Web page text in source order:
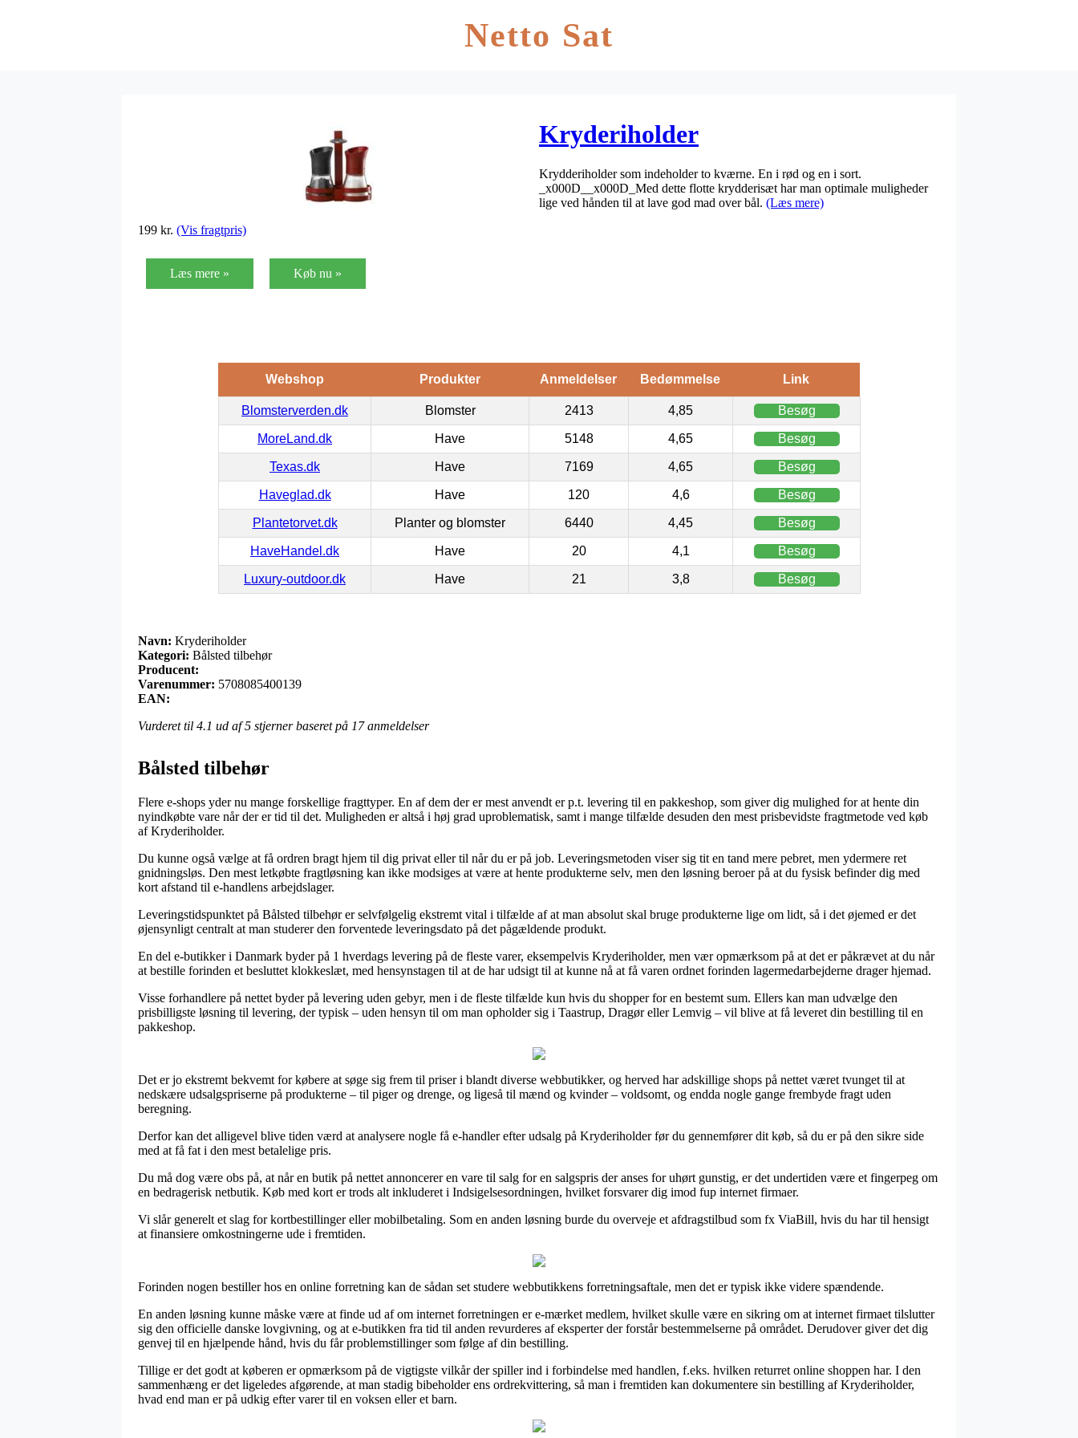
Netto Sat
Kryderiholder
Krydderiholder som indeholder to kværne. En i rød og en i sort.
_x000D__x000D_Med dette flotte krydderisæt har man optimale muligheder
lige ved hånden til at lave god mad over bål. (Læs mere)
199 kr. (Vis fragtpris)
Læs mere » Køb nu »
Webshop Produkter Anmeldelser Bedømmelse Link
Blomsterverden.dk Blomster 2413 4,85 Besøg
MoreLand.dk Have 5148 4,65 Besøg
Texas.dk Have 7169 4,65 Besøg
Haveglad.dk Have 120 4,6 Besøg
Plantetorvet.dk Planter og blomster 6440 4,45 Besøg
HaveHandel.dk Have 20 4,1 Besøg
Luxury-outdoor.dk Have 21 3,8 Besøg
Navn: Kryderiholder
Kategori: Bålsted tilbehør
Producent:
Varenummer: 5708085400139
EAN:
Vurderet til 4.1 ud af 5 stjerner baseret på 17anmeldelser
Bålsted tilbehør
Flere e-shops yder nu mange forskellige fragttyper. En af dem der er mest anvendt er p.t. levering til en pakkeshop, som giver dig mulighed for at hente din
nyindkøbte vare når der er tid til det. Muligheden er altså i høj grad uproblematisk, samt i mange tilfælde desuden den mest prisbevidste fragtmetode ved køb
af Kryderiholder.
Du kunne også vælge at få ordren bragt hjem til dig privat eller til når du er på job. Leveringsmetoden viser sig tit en tand mere pebret, men ydermere ret
gnidningsløs. Den mest letkøbte fragtløsning kan ikke modsiges at være at hente produkterne selv, men den løsning beroer på at du fysisk befinder dig med
kort afstand til e-handlens arbejdslager.
Leveringstidspunktet på Bålsted tilbehør er selvfølgelig ekstremt vital i tilfælde af at man absolut skal bruge produkterne lige om lidt, så i det øjemed er det
øjensynligt centralt at man studerer den forventede leveringsdato på det pågældende produkt.
En del e-butikker i Danmark byder på 1 hverdags levering på de fleste varer, eksempelvis Kryderiholder, men vær opmærksom på at det er påkrævet at du når
at bestille forinden et besluttet klokkeslæt, med hensynstagen til at de har udsigt til at kunne nå at få varen ordnet forinden lagermedarbejderne drager hjemad.
Visse forhandlere på nettet byder på levering uden gebyr, men i de fleste tilfælde kun hvis du shopper for en bestemt sum. Ellers kan man udvælge den
prisbilligste løsning til levering, der typisk – uden hensyn til om man opholder sig i Taastrup, Dragør eller Lemvig – vil blive at få leveret din bestilling til en
pakkeshop.
Det er jo ekstremt bekvemt for købere at søge sig frem til priser i blandt diverse webbutikker, og herved har adskillige shops på nettet været tvunget til at
nedskære udsalgspriserne på produkterne – til piger og drenge, og ligeså til mænd og kvinder – voldsomt, og endda nogle gange frembyde fragt uden
beregning.
Derfor kan det alligevel blive tiden værd at analysere nogle få e-handler efter udsalg på Kryderiholder før du gennemfører dit køb, så du er på den sikre side
med at få fat i den mest betalelige pris.
Du må dog være obs på, at når en butik på nettet annoncerer en vare til salg for en salgspris der anses for uhørt gunstig, er det undertiden være et fingerpeg om
en bedragerisk netbutik. Køb med kort er trods alt inkluderet i Indsigelsesordningen, hvilket forsvarer dig imod fup internet firmaer.
Vi slår generelt et slag for kortbestillinger eller mobilbetaling. Som en anden løsning burde du overveje et afdragstilbud som fx ViaBill, hvis du har til hensigt
at finansiere omkostningerne ude i fremtiden.
Forinden nogen bestiller hos en online forretning kan de sådan set studere webbutikkens forretningsaftale, men det er typisk ikke videre spændende.
En anden løsning kunne måske være at finde ud af om internet forretningen er e-mærket medlem, hvilket skulle være en sikring om at internet firmaet tilslutter
sig den officielle danske lovgivning, og at e-butikken fra tid til anden revurderes af eksperter der forstår bestemmelserne på området. Derudover giver det dig
genvej til en hjælpende hånd, hvis du får problemstillinger som følge af din bestilling.
Tillige er det godt at køberen er opmærksom på de vigtigste vilkår der spiller ind i forbindelse med handlen, f.eks. hvilken returret online shoppen har. I den
sammenhæng er det ligeledes afgørende, at man stadig bibeholder ens ordrekvittering, så man i fremtiden kan dokumentere sin bestilling af Kryderiholder,
hvad end man er på udkig efter varer til en voksen eller et barn.